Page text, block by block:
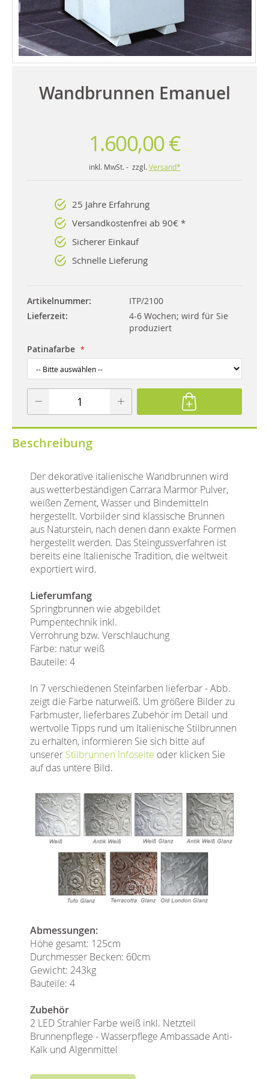
Wandbrunnen Emanuel
1.600,00 €
inkl. MwSt. - zzgl. Versand*
25 Jahre Erfahrung
Versandkostenfrei ab 90€ *
Sicherer Einkauf
Schnelle Lieferung
Artikelnummer
ITP/2100
Lieferzeit
4-6 Wochen; wird für Sie
produziert
Patinafarbe
Beschreibung
Der dekorative italienische Wandbrunnen wird
aus wetterbeständigen Carrara Marmor Pulver,
weißen Zement, Wasser und Bindemitteln
hergestellt. Vorbilder sind klassische Brunnen
aus Naturstein, nach denen dann exakte Formen
hergestellt werden. Das Steingussverfahren ist
bereits eine Italienische Tradition, die weltweit
exportiert wird.
Lieferumfang
Springbrunnen wie abgebildet
Pumpentechnik inkl.
Verrohrung bzw. Verschlauchung
Farbe: natur weiß
Bauteile: 4
In 7 verschiedenen Steinfarben lieferbar - Abb.
zeigt die Farbe naturweiß. Um größere Bilder zu
Farbmuster, lieferbares Zubehör im Detail und
wertvolle Tipps rund um Italienische Stilbrunnen
zu erhalten, informieren Sie sich bitte auf
unserer Stilbrunnen Infoseite oder klicken Sie
auf das untere Bild.
Abmessungen:
Höhe gesamt: 125cm
Durchmesser Becken: 60cm
Gewicht: 243kg
Bauteile: 4
Zubehör
2 LED Strahler Farbe weiß inkl. Netzteil
Brunnenpflege - Wasserpflege Ambassade Anti-
Kalk und Algenmittel